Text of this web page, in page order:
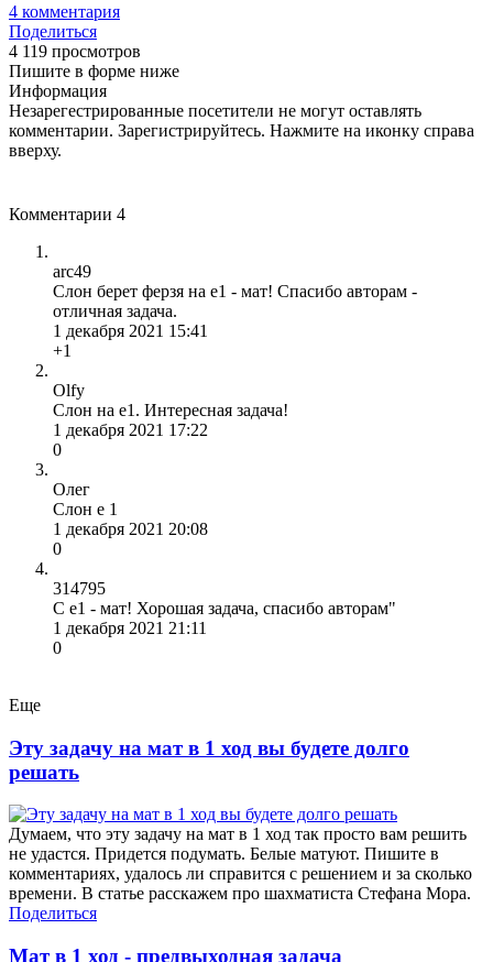
4 комментария
Поделиться
4 119 просмотров
Пишите в форме ниже
Информация
Незарегестрированные посетители не могут оставлять
комментарии. Зарегистрируйтесь. Нажмите на иконку справа
вверху.
Комментарии 4
arc49
Слон берет ферзя на e1 - мат! Спасибо авторам -
отличная задача.
1 декабря 2021 15:41
+1
Olfy
Слон на е1. Интересная задача!
1 декабря 2021 17:22
0
Олег
Слон е 1
1 декабря 2021 20:08
0
314795
С е1 - мат! Хорошая задача, спасибо авторам"
1 декабря 2021 21:11
0
Еще
Эту задачу на мат в 1 ход вы будете долго
решать
Думаем, что эту задачу на мат в 1 ход так просто вам решить
не удастся. Придется подумать. Белые матуют. Пишите в
комментариях, удалось ли справится с решением и за сколько
времени. В статье расскажем про шахматиста Стефана Мора.
Поделиться
Мат в 1 ход - предвыходная задача